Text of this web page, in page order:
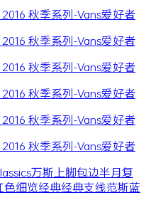
万斯 上脚包边半月复
色细览经典经典支线范斯蓝